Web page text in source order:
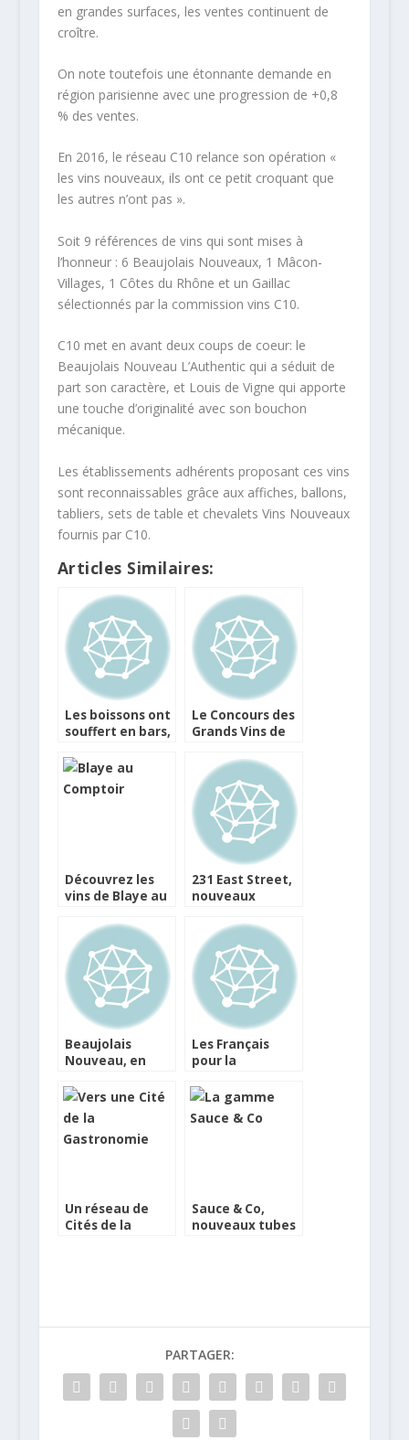
en grandes surfaces, les ventes continuent de
croître.
On note toutefois une étonnante demande en
région parisienne avec une progression de +0,8
% des ventes.
En 2016, le réseau C10 relance son opération «
les vins nouveaux, ils ont ce petit croquant que
les autres n’ont pas ».
Soit 9 références de vins qui sont mises à
l’honneur : 6 Beaujolais Nouveaux, 1 Mâcon-
Villages, 1 Côtes du Rhône et un Gaillac
sélectionnés par la commission vins C10.
C10 met en avant deux coups de coeur: le
Beaujolais Nouveau L’Authentic qui a séduit de
part son caractère, et Louis de Vigne qui apporte
une touche d’originalité avec son bouchon
mécanique.
Les établissements adhérents proposant ces vins
sont reconnaissables grâce aux affiches, ballons,
tabliers, sets de table et chevalets Vins Nouveaux
fournis par C10.
Articles Similaires:
Les boissons ont
souffert en bars,
restaurants sur
le début d’année
Le Concours des
Grands Vins de
60 ans !
Découvrez les
vins de Blaye au
231 East Street,
nouveaux
nouveaux
restaurants
Beaujolais
Nouveau, en
crowdfunding !
Les Français
pour la
nouveaux vins
Un réseau de
Cités de la
Sauce & Co,
nouveaux tubes
PARTAGER: